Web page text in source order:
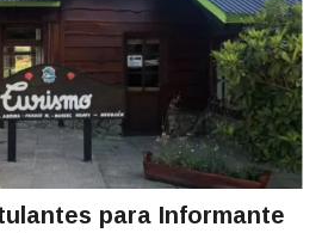
para Informante